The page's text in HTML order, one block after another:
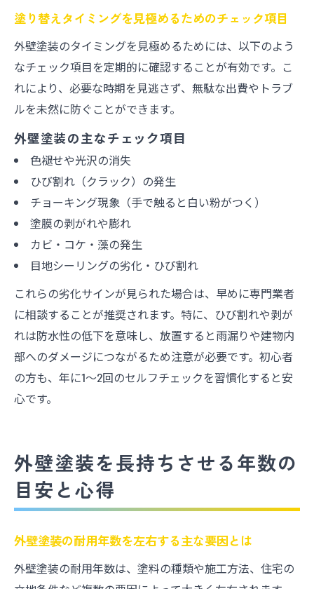
塗り替えタイミングを見極めるためのチェック項目
外壁塗装のタイミングを見極めるためには、以下のよう
なチェック項目を定期的に確認することが有効です。こ
れにより、必要な時期を見逃さず、無駄な出費やトラブ
ルを未然に防ぐことができます。
外壁塗装の主なチェック項目
色褪せや光沢の消失
ひび割れ（クラック）の発生
チョーキング現象（手で触ると白い粉がつく）
塗膜の剥がれや膨れ
カビ・コケ・藻の発生
目地シーリングの劣化・ひび割れ
これらの劣化サインが見られた場合は、早めに専門業者
に相談することが推奨されます。特に、ひび割れや剥が
れは防水性の低下を意味し、放置すると雨漏りや建物内
部へのダメージにつながるため注意が必要です。初心者
の方も、年に1～2回のセルフチェックを習慣化すると安
心です。
外壁塗装を長持ちさせる年数の
目安と心得
外壁塗装の耐用年数を左右する主な要因とは
外壁塗装の耐用年数は、塗料の種類や施工方法、住宅の